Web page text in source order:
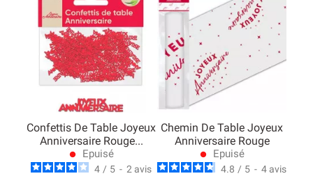
Confettis De Table Joyeux
Anniversaire Rouge...
lens Epuisé
4 / 5 - 2 avis
Chemin De Table Joyeux
Anniversaire Rouge
lens Epuisé
4.8 / 5 - 4 avis